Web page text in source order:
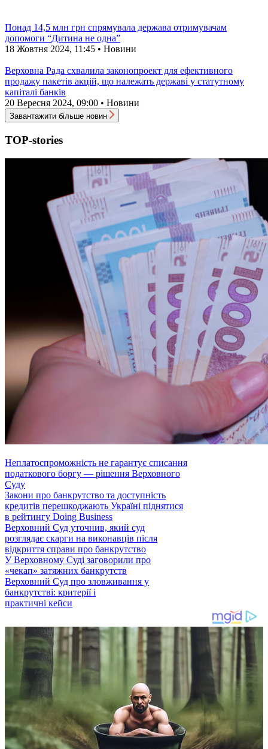
Понад 14,5 млн грн спрямувала держава отримувачам
допомоги “Дитина не одна”
18 Жовтня 2024, 11:45 • Новини
Верховна Рада схвалила законопроект для ефективного
продажу пакетів акцій, що належать державі у статутному
капіталі банків
20 Вересня 2024, 09:00 • Новини
Завантажити більше новин
TOP-stories
Неплатоспроможність не гарантує списання
податкового боргу — рішення Верховного
Суду
Закони про банкрутство та доступність
кредитів перешкоджають Україні піднятися
в рейтингу Doing Business
Верховний Суд уточнив, який суд
розглядає скарги на виконавців після
відкриття справи про банкрутство
У Верховному Суді заговорили про
«чекап» затяжних банкрутств
Верховний Суд про зловживання у
банкрутстві: критерії і
практичні кейси